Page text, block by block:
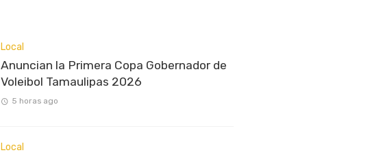
Local
Anuncian la Primera Copa Gobernador de
Voleibol Tamaulipas 2026
5 horas ago
Local